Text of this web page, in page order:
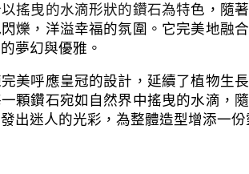
搖曳的水滴形狀的鑽石為特色，隨
爍，洋溢幸福的氛圍。它完美地融
夢幻與優雅。
美呼應皇冠的設計，延續了植物生
顆鑽石宛如自然界中搖曳的水滴，
出迷人的光彩，為整體造型增添一份